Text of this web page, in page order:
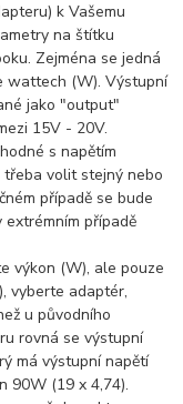
k Vašemu
na štítku
Zejména se jedná
wattech (W). Výstupní
jako "output"
15V - 20V.
s napětím
volit stejný nebo
případě se bude
případě
výkon (W), ale pouze
vyberte adaptér,
u původního
rovná se výstupní
má výstupní napětí
90W (19 x 4,74).